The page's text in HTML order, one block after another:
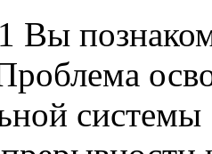
Вы